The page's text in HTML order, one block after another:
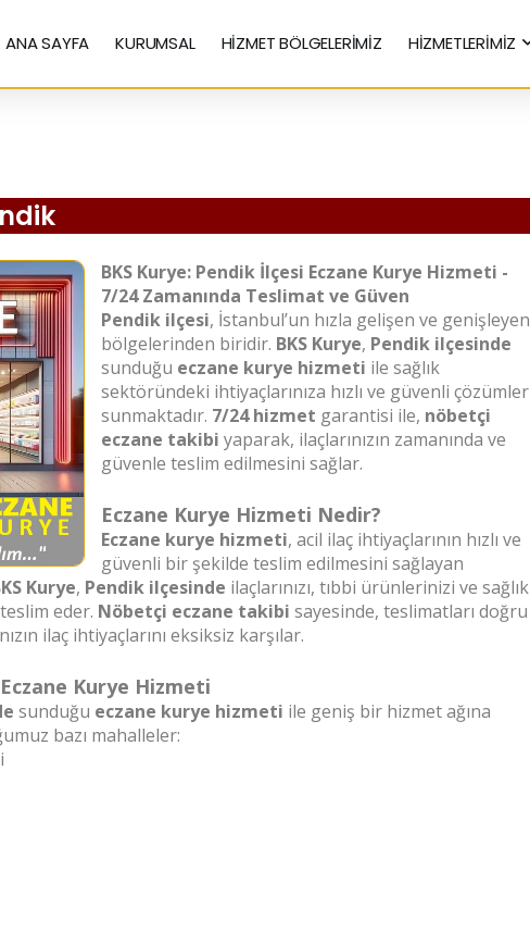
ANA SAYFA KURUMSAL HİZMET BÖLGELERİMİZ HİZMETLERİMİZ
BKS Kurye: Pendik İlçesi Eczane Kurye Hizmeti -
7/24 Zamanında Teslimat ve Güven
Pendik ilçesi, İstanbul’un hızla gelişen ve genişleyen
bölgelerinden biridir. BKS Kurye, Pendik ilçesinde
sunduğu eczane kurye hizmeti ile sağlık
sektöründeki ihtiyaçlarınıza hızlı ve güvenli çözümler
sunmaktadır. 7/24 hizmet garantisi ile, nöbetçi
eczane takibi yaparak, ilaçlarınızın zamanında ve
güvenle teslim edilmesini sağlar.
Eczane Kurye Hizmeti Nedir?
Eczane kurye hizmeti, acil ilaç ihtiyaçlarının hızlı ve
güvenli bir şekilde teslim edilmesini sağlayan
Kurye, Pendik ilçesinde ilaçlarınızı, tıbbi ürünlerinizi ve sağlık
eder. Nöbetçi eczane takibi sayesinde, teslimatları doğru
ilaç ihtiyaçlarını eksiksiz karşılar.
Kurye Hizmeti
sunduğu eczane kurye hizmeti ile geniş bir hizmet ağına
bazı mahalleler: